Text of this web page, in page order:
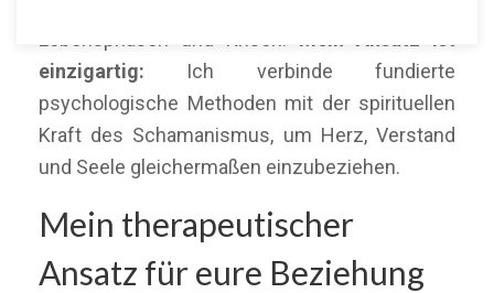
einzigartig: Ich verbinde fundierte
psychologische Methoden mit der spirituellen
Kraft des Schamanismus, um Herz, Verstand
und Seele gleichermaßen einzubeziehen.
Mein therapeutischer
Ansatz für eure Beziehung